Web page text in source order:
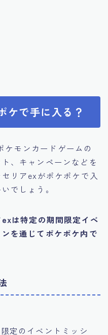
ケで手に入る？
ケモンカードゲームの
、キャンペーンなどを
リアexがポケポケで入
でしょう。
は特定の期間限定イベ
を通じてポケポケ内で
定のイベントミッシ